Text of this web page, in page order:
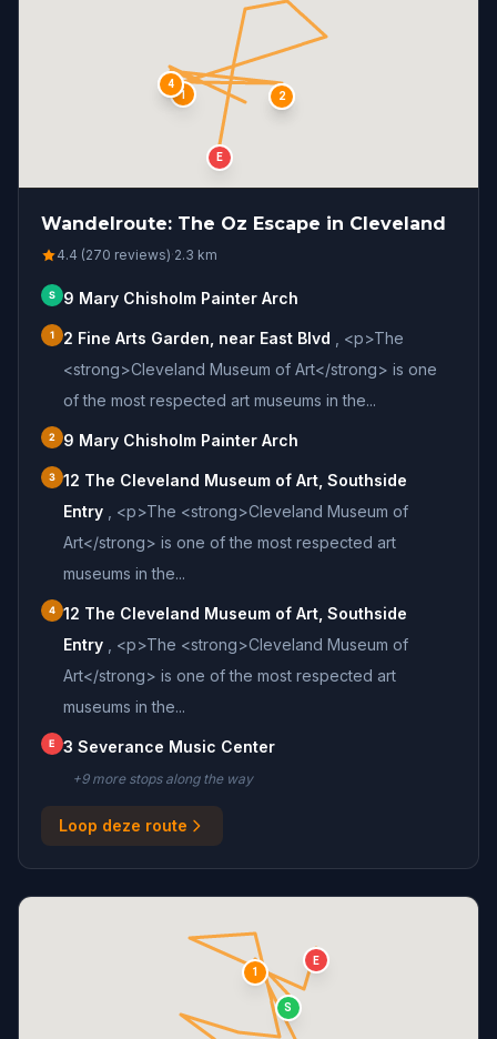
S
1 2
3
4
E
Wandelroute: The Oz Escape in Cleveland
4.4 (270 reviews)·2.3 km
S 9 Mary Chisholm Painter Arch
1 2 Fine Arts Garden, near East Blvd
<p>The
<strong>Cleveland Museum of Art</strong> is one
of the most respected art museums in the...
2 9 Mary Chisholm Painter Arch
3
12 The Cleveland Museum of Art, Southside
Entry
<p>The <strong>Cleveland Museum of
Art</strong> is one of the most respected art
museums in the...
4
12 The Cleveland Museum of Art, Southside
Entry
<p>The <strong>Cleveland Museum of
Art</strong> is one of the most respected art
museums in the...
E 3 Severance Music Center
+9more stopsalong the way
Loop deze route
S
1
E